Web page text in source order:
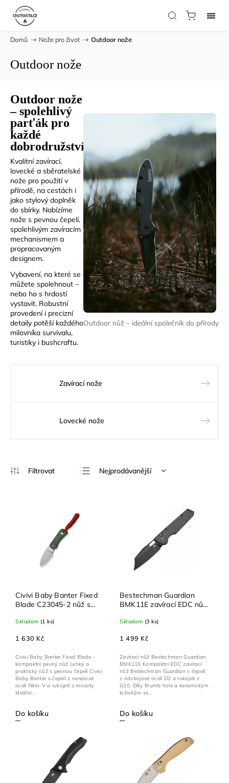
Domů / Nože pro život / Outdoor nože
Outdoor nože
Outdoor nože
– spolehlivý
parťák pro
každé
dobrodružství
Kvalitní zavírací,
lovecké a sběratelské
nože pro použití v
přírodě, na cestách i
jako stylový doplněk
do sbírky. Nabízíme
nože s pevnou čepelí,
spolehlivým zavíracím
mechanismem a
propracovaným
designem.
Vybavení, na které se
můžete spolehnout –
nebo ho s hrdostí
vystavit. Robustní
provedení i precizní
detaily potěší každého
milovníka survivalu,
turistiky i bushcraftu.
Outdoor nůž – ideální společník do přírody
Zavírací nože
Lovecké nože
Nejprodávanější
Civivi Baby Banter Fixed
Blade C23045-2 nůž s
micarta, kydex
Skladem (1 ks)
1 630 Kč
Do košíku
Civivi Baby Banter Fixed Blade –
kompaktní pevný nůž Lehký a
praktický nůž s pevnou čepelí Civivi
Baby Banter s čepelí z nerezové
oceli Nitro-V a rukojetí z micarty.
Ideální...
Bestechman Guardian
BMK11E zavírací EDC nůž
thumb hole
Skladem (3 ks)
1 499 Kč
Do košíku
Zavírací nůž Bestechman Guardian
BMK11E Kompaktní EDC zavírací
nůž Bestechman Guardian s čepelí
z nástrojové oceli D2 a rukojetí z
G10. Díky thumb hole a keramickým
ložiskům se...